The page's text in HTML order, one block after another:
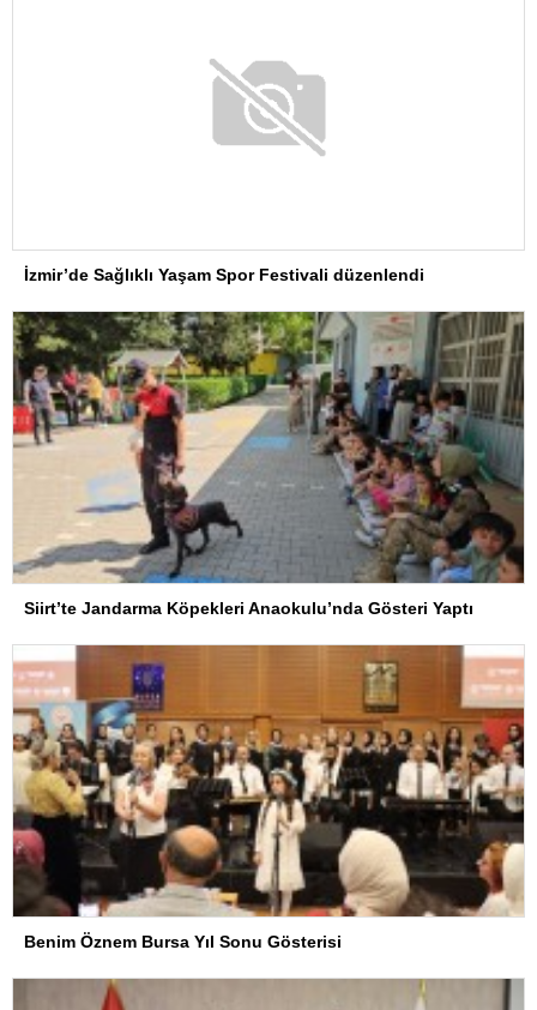
İzmir’de Sağlıklı Yaşam Spor Festivali düzenlendi
Siirt’te Jandarma Köpekleri Anaokulu’nda Gösteri Yaptı
Benim Öznem Bursa Yıl Sonu Gösterisi